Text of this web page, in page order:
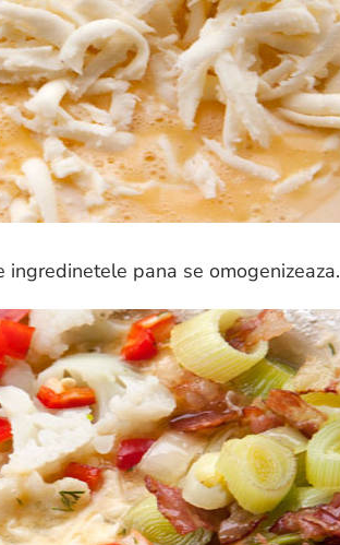
pana se omogenizeaza.